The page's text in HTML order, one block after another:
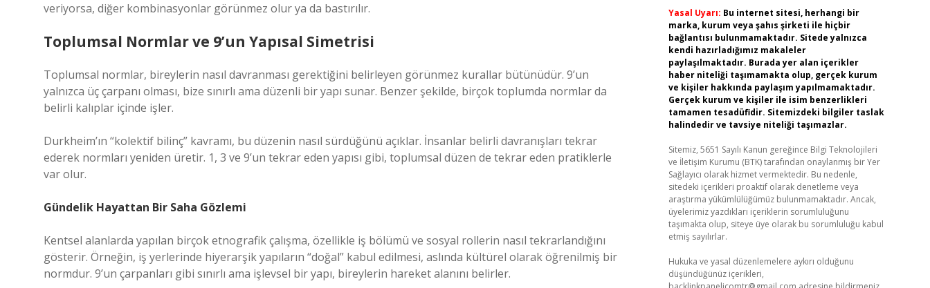
veriyorsa, diğer kombinasyonlar görünmez olur ya da bastırılır.
Toplumsal Normlar ve 9’un Yapısal Simetrisi
Toplumsal normlar, bireylerin nasıl davranması gerektiğini belirleyen görünmez kurallar bütünüdür. 9’un
yalnızca üç çarpanı olması, bize sınırlı ama düzenli bir yapı sunar. Benzer şekilde, birçok toplumda normlar da
belirli kalıplar içinde işler.
Durkheim’ın “kolektif bilinç” kavramı, bu düzenin nasıl sürdüğünü açıklar. İnsanlar belirli davranışları tekrar
ederek normları yeniden üretir. 1, 3 ve 9’un tekrar eden yapısı gibi, toplumsal düzen de tekrar eden pratiklerle
var olur.
Gündelik Hayattan Bir Saha Gözlemi
Kentsel alanlarda yapılan birçok etnografik çalışma, özellikle iş bölümü ve sosyal rollerin nasıl tekrarlandığını
gösterir. Örneğin, iş yerlerinde hiyerarşik yapıların “doğal” kabul edilmesi, aslında kültürel olarak öğrenilmiş bir
normdur. 9’un çarpanları gibi sınırlı ama işlevsel bir yapı, bireylerin hareket alanını belirler.
Yasal Uyarı: Bu internet sitesi, herhangi bir
marka, kurum veya şahıs şirketi ile hiçbir
bağlantısı bulunmamaktadır. Sitede yalnızca
kendi hazırladığımız makaleler
paylaşılmaktadır. Burada yer alan içerikler
haber niteliği taşımamakta olup, gerçek kurum
ve kişiler hakkında paylaşım yapılmamaktadır.
Gerçek kurum ve kişiler ile isim benzerlikleri
tamamen tesadüfidir. Sitemizdeki bilgiler taslak
halindedir ve tavsiye niteliği taşımazlar.
Sitemiz, 5651 Sayılı Kanun gereğince Bilgi Teknolojileri
ve İletişim Kurumu (BTK) tarafından onaylanmış bir Yer
Sağlayıcı olarak hizmet vermektedir. Bu nedenle,
sitedeki içerikleri proaktif olarak denetleme veya
araştırma yükümlülüğümüz bulunmamaktadır. Ancak,
üyelerimiz yazdıkları içeriklerin sorumluluğunu
taşımakta olup, siteye üye olarak bu sorumluluğu kabul
etmiş sayılırlar.
Hukuka ve yasal düzenlemelere aykırı olduğunu
düşündüğünüz içerikleri,